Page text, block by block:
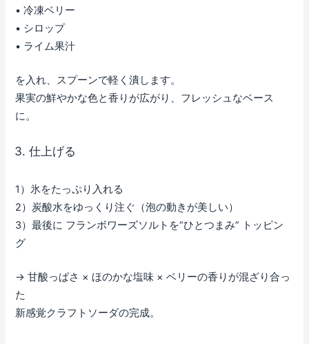
• 冷凍ベリー
• シロップ
• ライム果汁
を入れ、スプーンで軽く潰します。
果実の鮮やかな色と香りが広がり、フレッシュなベース
に。
仕上げる
1）氷をたっぷり入れる
2）炭酸水をゆっくり注ぐ（泡の動きが美しい）
3）最後に フランボワーズソルトを“ひとつまみ” トッピン
グ
→ 甘酸っぱさ × ほのかな塩味 × ベリーの香りが混ざり合っ
た
新感覚クラフトソーダの完成。